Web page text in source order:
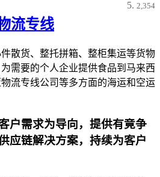
2,354
流专线
散货、整托拼箱、整柜集运等货物
需要的个人企业提供食品到马来西
流专线公司等多方面的海运和空运
需求为导向，提供有竟争
应链解决方案，持续为客户